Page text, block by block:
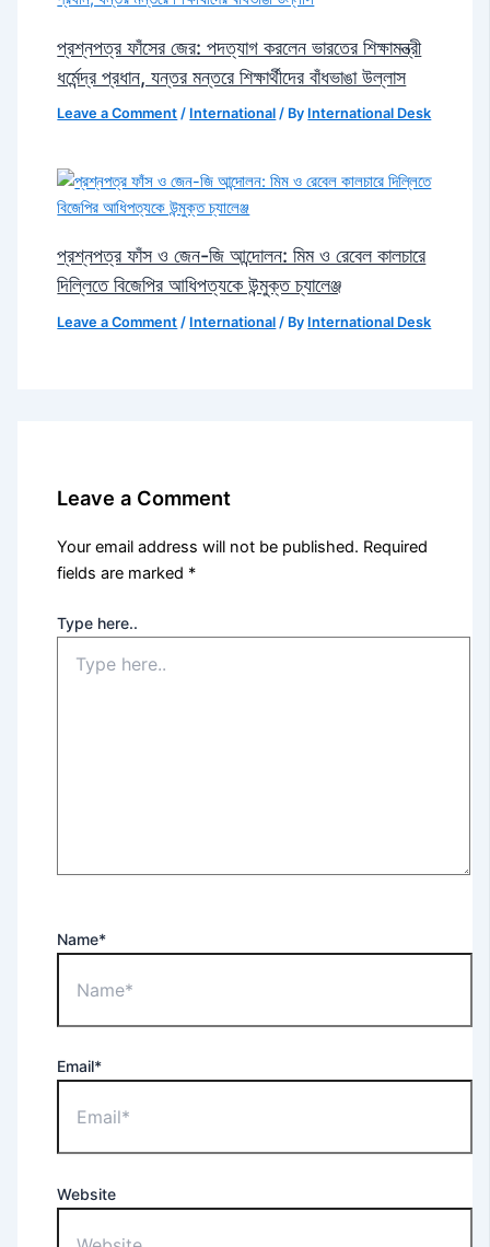
প্রশ্নপত্র ফাঁসের জের: পদত্যাগ করলেন ভারতের শিক্ষামন্ত্রী
ধর্মেন্দ্র প্রধান, যন্তর মন্তরে শিক্ষার্থীদের বাঁধভাঙা উল্লাস
Leave a Comment / International / By International Desk
প্রশ্নপত্র ফাঁস ও জেন-জি আন্দোলন: মিম ও রেবেল কালচারে
দিল্লিতে বিজেপির আধিপত্যকে উন্মুক্ত চ্যালেঞ্জ
Leave a Comment / International / By International Desk
Leave a Comment
Your email address will not be published. Required
fields are marked *
Type here..
Name*
Email*
Website